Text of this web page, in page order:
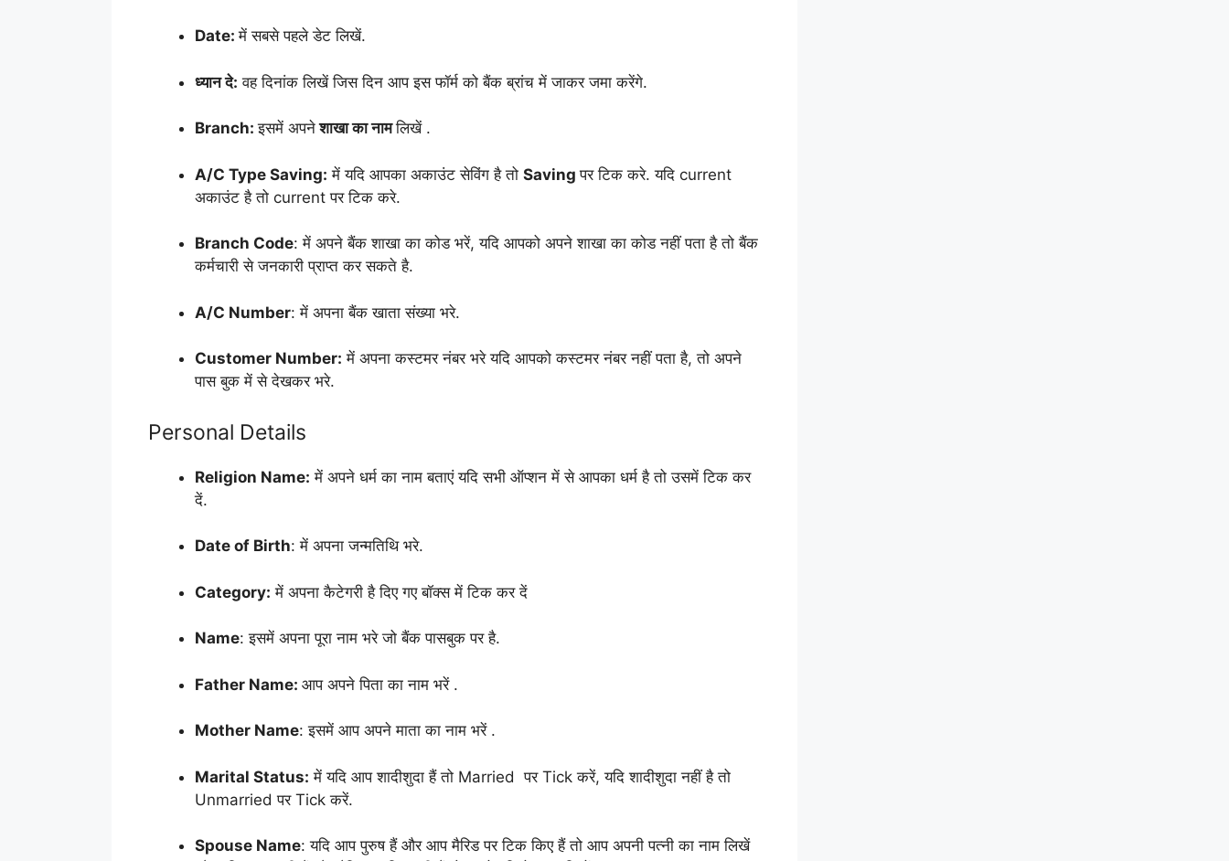
Date:में सबसे पहले डेट लिखें.
ध्यान दे: वह दिनांक लिखें जिस दिन आप इस फॉर्म को बैंक ब्रांच में जाकर जमा करेंगे.
Branch:इसमें अपनेशाखा का नामलिखें .
A/C Type Saving: में यदि आपका अकाउंट सेविंग है तो Savingपर टिक करे. यदि current
अकाउंट है तो current पर टिक करे.
Branch Code: में अपने बैंक शाखा का कोड भरें, यदि आपको अपने शाखा का कोड नहीं पता है तो बैंक
कर्मचारी से जनकारी प्राप्त कर सकते है.
A/C Number: में अपना बैंक खाता संख्या भरे.
Customer Number: में अपना कस्टमर नंबर भरे यदि आपको कस्टमर नंबर नहीं पता है, तो अपने
पास बुक में से देखकर भरे.
Personal Details
Religion Name: में अपने धर्म का नाम बताएं यदि सभी ऑप्शन में से आपका धर्म है तो उसमें टिक कर
दें.
Date of Birth: में अपना जन्मतिथि भरे.
Category: में अपना कैटेगरी है दिए गए बॉक्स में टिक कर दें
Name: इसमें अपना पूरा नाम भरे जो बैंक पासबुक पर है.
Father Name: आप अपने पिता का नाम भरें .
Mother Name: इसमें आप अपने माता का नाम भरें .
Marital Status: में यदि आप शादीशुदा हैं तो Married पर Tick करें, यदि शादीशुदा नहीं है तो
Unmarried पर Tick करें.
Spouse Name: यदि आप पुरुष हैं और आप मैरिड पर टिक किए हैं तो आप अपनी पत्नी का नाम लिखें